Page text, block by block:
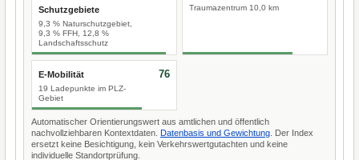
Schutzgebiete
9,3 % Naturschutzgebiet,
9,3 % FFH, 12,8 %
Landschaftsschutz
Traumazentrum 10,0 km
E-Mobilität
19 Ladepunkte im PLZ-
Gebiet
76
Automatischer Orientierungswert aus amtlichen und öffentlich
nachvollziehbaren Kontextdaten. Datenbasis und Gewichtung . Der Index
ersetzt keine Besichtigung, kein Verkehrswertgutachten und keine
individuelle Standortprüfung.